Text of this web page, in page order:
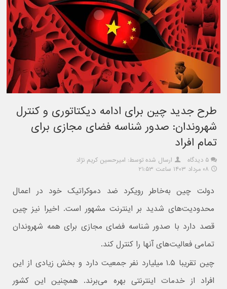
طرح جدید چین برای ادامه دیکتاتوری و کنترل
شهروندان: صدور شناسه فضای مجازی برای
تمام افراد
۵ دیدگاه
ارسال شده توسط: امیرحسین کریم نژاد
۰۸ مرداد ۱۴۰۳ ساعت ۲۱:۵۳
دولت چین به‌خاطر رویکرد ضد دموکراتیک خود در اعمال
محدودیت‌های شدید بر اینترنت مشهور است. اخیرا نیز چین
قصد دارد با صدور شناسه فضای مجازی برای همه شهروندان
تمامی فعالیت‌های آنها را کنترل کند.
چین تقریبا ۱.۵ میلیارد نفر جمعیت دارد و بخش زیادی از این
افراد از خدمات اینترنتی بهره می‌برند. همچنین این کشور